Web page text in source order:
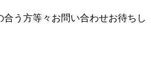
う方等々お問い合わせお待ちし